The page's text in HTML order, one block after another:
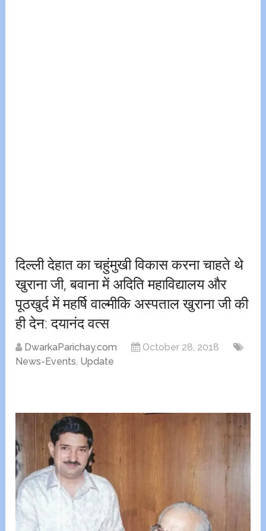
दिल्ली देहात का चहुंमुखी विकास करना चाहते थे
खुराना जी, बवाना में अदिति महाविद्यालय और
पूठखुर्द में महर्षि वाल्मीकि अस्पताल खुराना जी की
ही देन: दयानंद वत्स
DwarkaParichay.com
October 28, 2018
News-Events, Update